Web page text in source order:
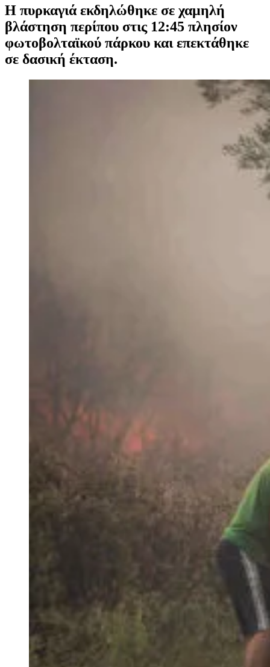
Η πυρκαγιά εκδηλώθηκε σε χαμηλή
βλάστηση περίπου στις 12:45 πλησίον
φωτοβολταϊκού πάρκου και επεκτάθηκε
σε δασική έκταση.